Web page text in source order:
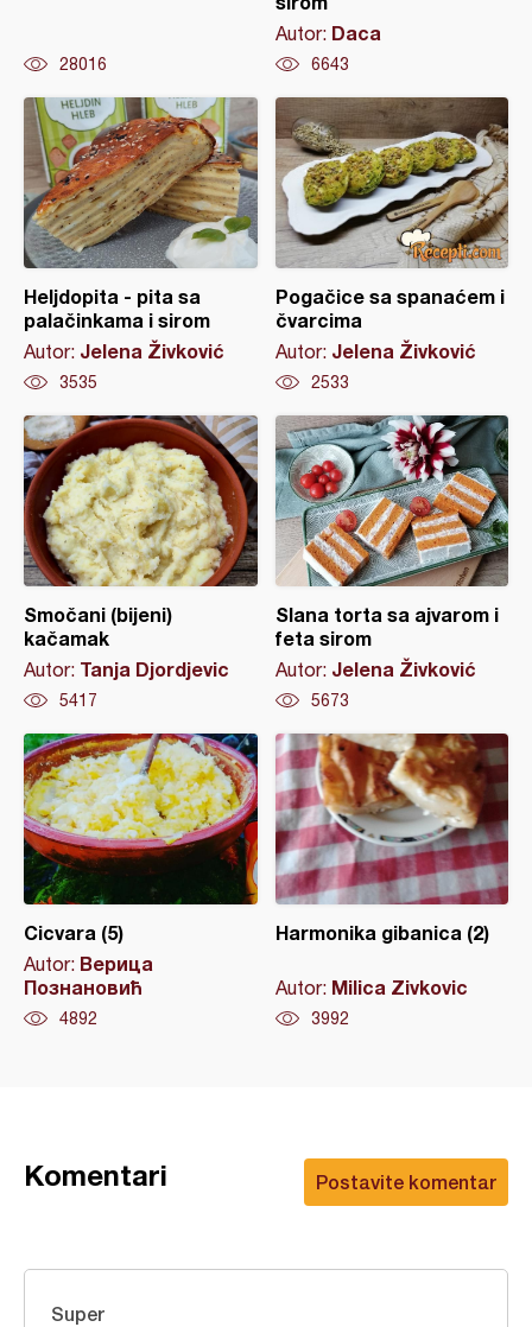
28016
Autor: Daca
6643
Heljdopita - pita sa
palačinkama i sirom
Autor: Jelena Živković
3535
Pogačice sa spanaćem i
čvarcima
Autor: Jelena Živković
2533
Smočani (bijeni)
kačamak
Autor: Tanja Djordjevic
5417
Slana torta sa ajvarom i
feta sirom
Autor: Jelena Živković
5673
Cicvara (5)
Autor: Верица
Познановић
4892
Harmonika gibanica (2)
Autor: Milica Zivkovic
3992
Postavite komentar
Komentari
Super